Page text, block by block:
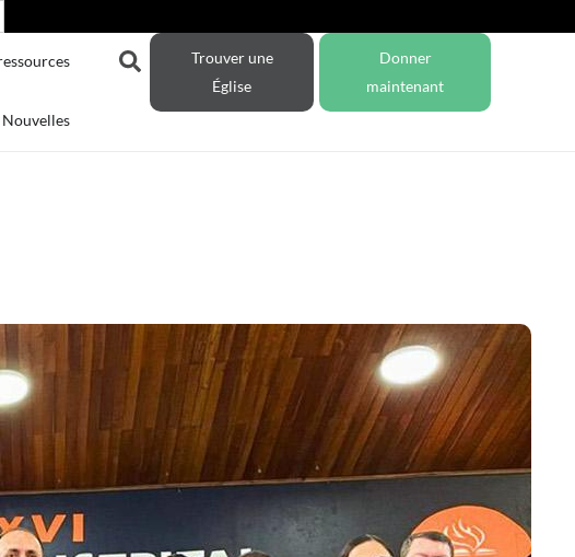
Nouvelles
Trouver une
Église
Donner
maintenant